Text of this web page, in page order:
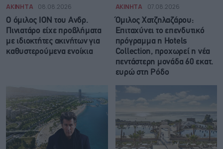
ΑΚΙΝΗΤΑ 08.08.2026
Ο όμιλος ΙΟΝ του Ανδρ.
Πινιατάρο είχε προβλήματα
με ιδιοκτήτες ακινήτων για
καθυστερούμενα ενοίκια
ΑΚΙΝΗΤΑ 07.08.2026
Όμιλος Χατζηλαζάρου:
Επιταχύνει το επενδυτικό
πρόγραμμα η Hotels
Collection, προχωρεί η νέα
πεντάστερη μονάδα 60 εκατ.
ευρώ στη Ρόδο